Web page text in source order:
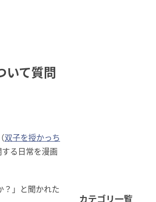
いて質問
双子を授かっち
る日常を漫画
？」と聞かれた
カテゴリ一覧